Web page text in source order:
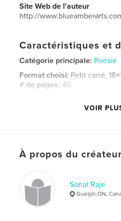
Site Web de l'auteur
http://
Caractéristiques et
Catégorie principale: Poésie
Format choisi: Petit carré,
# de pages:40
Couverture rigide, jaquette:
Date de publication:mars 09,
Mots-clés
, poetry ,
VOIR
À propos du créateur
Sonal Raje
Guelph,ON,